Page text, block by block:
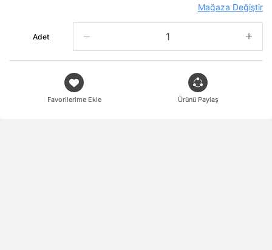
Mağaza Değiştir
Adet
Favorilerime Ekle Ürünü Paylaş